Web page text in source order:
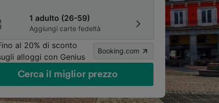
1 adulto (26-59)
Aggiungi carte fedeltà
al 20% di sconto
alloggi con Genius
Booking.com
Cerca il miglior prezzo